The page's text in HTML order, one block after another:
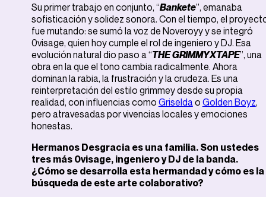
Su primer trabajo en conjunto, “Bankete”, emanaba
sofisticación y solidez sonora. Con el tiempo, el
fue mutando: se sumó la voz de Noveroyy y se integró
0visage, quien hoy cumple el rol de ingeniero y DJ. Esa
evolución natural dio paso a “THE GRIMMYXTAPE”, una
obra en la que el tono cambia radicalmente. Ahora
dominan la rabia, la frustración y la crudeza. Es una
reinterpretación del estilo grimmey desde su propia
realidad, con influencias como Griselda o Golden Boyz,
pero atravesadas por vivencias locales y emociones
honestas.
Hermanos Desgracia es una familia. Son ustedes
tres más 0visage, ingeniero y DJ de la banda.
¿Cómo se desarrolla esta hermandad y cómo es la
búsqueda de este arte colaborativo?